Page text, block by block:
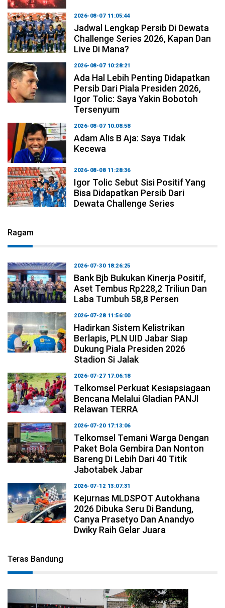
2026-08-07 11:05:44
Jadwal Lengkap Persib Di Dewata
Challenge Series 2026, Kapan Dan
Live Di Mana?
2026-08-07 10:28:21
Ada Hal Lebih Penting Didapatkan
Persib Dari Piala Presiden 2026,
Igor Tolic: Saya Yakin Bobotoh
Tersenyum
2026-08-07 10:08:58
Adam Alis B Aja: Saya Tidak
Kecewa
2026-08-08 11:28:36
Igor Tolic Sebut Sisi Positif Yang
Bisa Didapatkan Persib Dari
Dewata Challenge Series
Ragam
2026-07-30 18:26:25
Bank Bjb Bukukan Kinerja Positif,
Aset Tembus Rp228,2 Triliun Dan
Laba Tumbuh 58,8 Persen
2026-07-28 11:56:00
Hadirkan Sistem Kelistrikan
Berlapis, PLN UID Jabar Siap
Dukung Piala Presiden 2026
Stadion Si Jalak
2026-07-27 17:06:18
Telkomsel Perkuat Kesiapsiagaan
Bencana Melalui Gladian PANJI
Relawan TERRA
2026-07-20 17:13:06
Telkomsel Temani Warga Dengan
Paket Bola Gembira Dan Nonton
Bareng Di Lebih Dari 40 Titik
Jabotabek Jabar
2026-07-12 13:07:31
Kejurnas MLDSPOT Autokhana
2026 Dibuka Seru Di Bandung,
Canya Prasetyo Dan Anandyo
Dwiky Raih Gelar Juara
Teras Bandung